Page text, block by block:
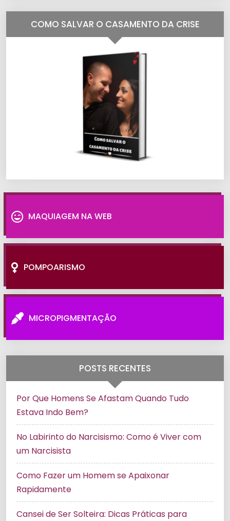
COMO SALVAR O CASAMENTO DA CRISE
MAQUIAGEM NA WEB
POMPOARISMO
MICROPIGMENTAÇÃO
POSTS RECENTES
Por Que Homens Se Afastam Quando Tudo
Estava Indo Bem?
No Labirinto do Narcisismo: Como é Viver com
um Narcisista
Como Fazer um Homem se Apaixonar
Rapidamente
Cansei de Ser Solteira: Dicas Práticas para